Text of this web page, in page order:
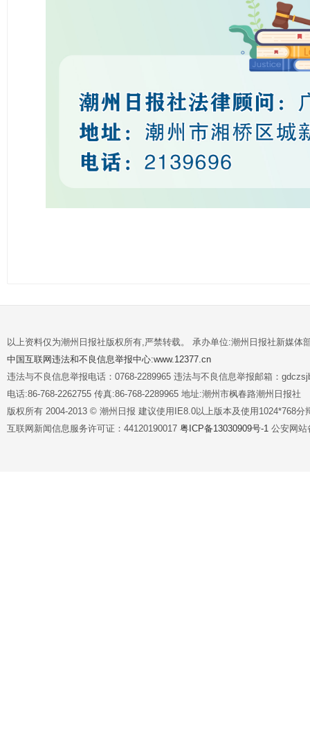
以上资料仅为潮州日报社版权所有,严禁转载。 承办单位:潮州日报社新媒体
中国互联网违法和不良信息举报中心:www.12377.cn
违法与不良信息举报电话：0768-2289965 违法与不良信息举报邮箱：
电话:86-768-2262755 传真:86-768-2289965 地址:潮州市枫春路潮州日报社
版权所有 2004-2013 © 潮州日报 建议使用IE8.0以上版本及使用1024*768分
互联网新闻信息服务许可证：44120190017 粤ICP备13030909号-1 公安网站